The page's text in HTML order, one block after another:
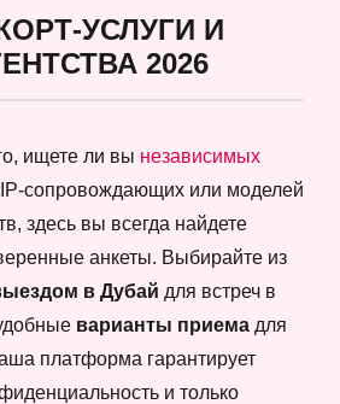
УСЛУГИ И
2026
ищете ли вы независимых
сопровождающих или моделей
здесь вы всегда найдете
анкеты. Выбирайте из
в Дубай для встреч в
варианты приема для
платформа гарантирует
и только